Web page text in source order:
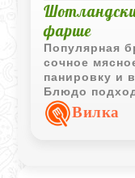
фарше
Популярная
сочное
панировку и
Блюдо
обеда, так и
Вилка